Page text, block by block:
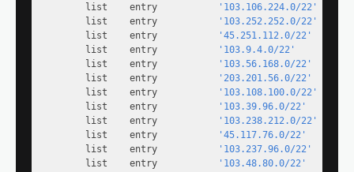
        list    entry
'103.106.224.0/22'
        list    entry
'103.252.252.0/22'
        list    entry
'45.251.112.0/22'
        list    entry
'103.9.4.0/22'
        list    entry
'103.56.168.0/22'
        list    entry
'203.201.56.0/22'
        list    entry
'103.108.100.0/22'
        list    entry
'103.39.96.0/22'
        list    entry
'103.238.212.0/22'
        list    entry
'45.117.76.0/22'
        list    entry
'103.237.96.0/22'
        list    entry
'103.48.80.0/22'